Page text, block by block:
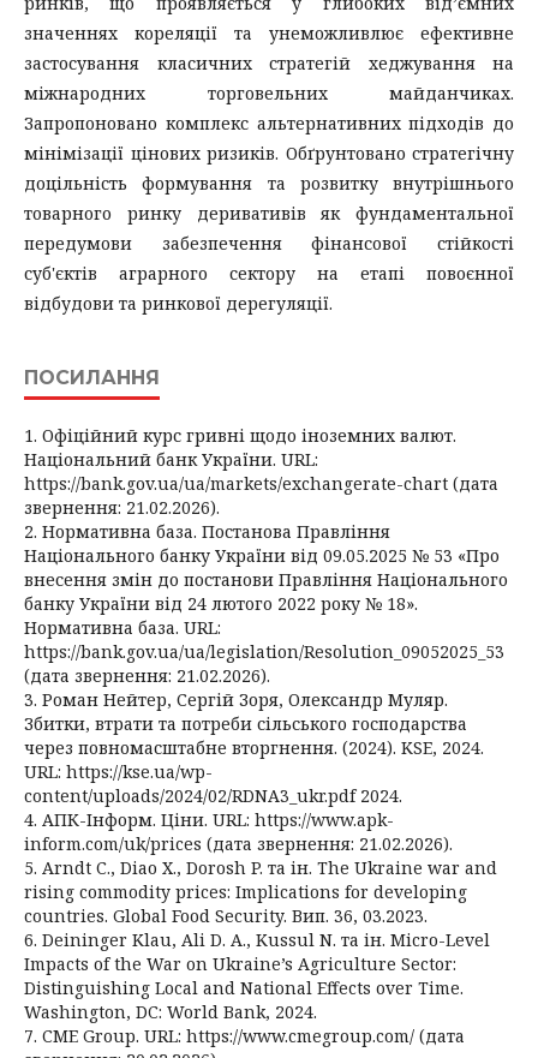
значеннях кореляції та унеможливлює ефективне
застосування класичних стратегій хеджування на
міжнародних торговельних майданчиках.
Запропоновано комплекс альтернативних підходів до
мінімізації цінових ризиків. Обґрунтовано стратегічну
доцільність формування та розвитку внутрішнього
товарного ринку деривативів як фундаментальної
передумови забезпечення фінансової стійкості
суб'єктів аграрного сектору на етапі повоєнної
відбудови та ринкової дерегуляції.
ПОСИЛАННЯ
1. Офіційний курс гривні щодо іноземних валют.
Національний банк України. URL:
https://bank.gov.ua/ua/markets/exchangerate-chart (дата
звернення: 21.02.2026).
2. Нормативна база. Постанова Правління
Національного банку України від 09.05.2025 № 53 «Про
внесення змін до постанови Правління Національного
банку України від 24 лютого 2022 року № 18».
Нормативна база. URL:
https://bank.gov.ua/ua/legislation/Resolution_09052025_53
(дата звернення: 21.02.2026).
3. Роман Нейтер, Сергій Зоря, Олександр Муляр.
Збитки, втрати та потреби сільського господарства
через повномасштабне вторгнення. (2024). KSE, 2024.
URL: https://kse.ua/wp-
content/uploads/2024/02/RDNA3_ukr.pdf 2024.
4. АПК-Інформ. Ціни. URL: https://www.apk-
inform.com/uk/prices (дата звернення: 21.02.2026).
5. Arndt C., Diao X., Dorosh P. та ін. The Ukraine war and
rising commodity prices: Implications for developing
countries. Global Food Security. Вип. 36, 03.2023.
6. Deininger Klau, Ali D. A., Kussul N. та ін. Micro-Level
Impacts of the War on Ukraine’s Agriculture Sector:
Distinguishing Local and National Effects over Time.
Washington, DC: World Bank, 2024.
7. CME Group. URL: https://www.cmegroup.com/ (дата